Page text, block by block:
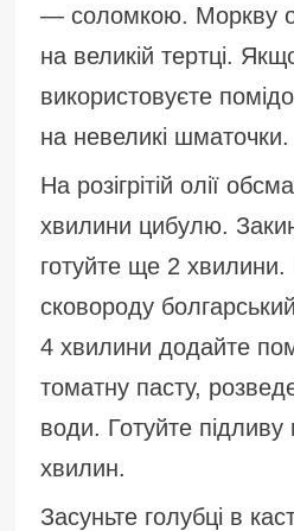
— соломкою. Моркву
на великій тертці.
використовуєте
на невеликі шматочки.
На розігрітій олії
хвилини цибулю.
готуйте ще 2 хвилини.
сковороду
4 хвилини додайте
томатну пасту,
води. Готуйте
хвилин.
Засуньте голубці в